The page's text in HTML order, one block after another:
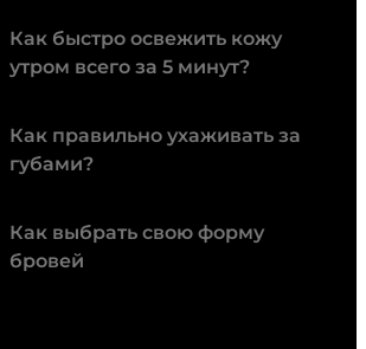
Как быстро освежить кожу
утром всего за 5 минут?
Как правильно ухаживать за
губами?
Как выбрать свою форму
бровей